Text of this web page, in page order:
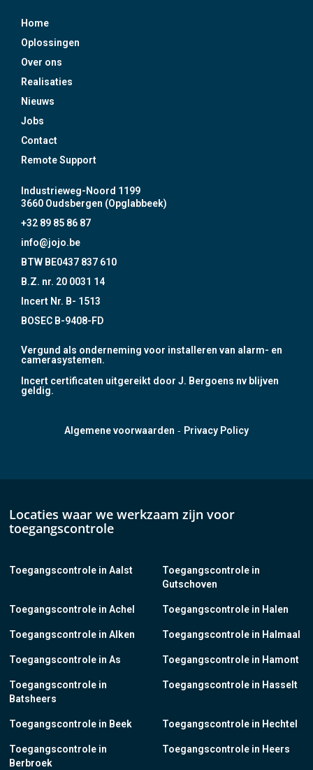
Home
Oplossingen
Over ons
Realisaties
Nieuws
Jobs
Contact
Remote Support
Industrieweg-Noord 1199
3660 Oudsbergen (Opglabbeek)
+32 89 85 86 87
info@jojo.be
BTW BE0437 837 610
B.Z. nr. 20 0031 14
Incert Nr. B- 1513
BOSEC B-9408-FD
Vergund als onderneming voor installeren van alarm- en
camerasystemen.
Incert certificaten uitgereikt door J. Bergoens nv blijven
geldig.
Algemene voorwaarden - Privacy Policy
Locaties waar we werkzaam zijn voor
toegangscontrole
Toegangscontrole in Aalst
Toegangscontrole in Achel
Toegangscontrole in Alken
Toegangscontrole in As
Toegangscontrole in
Batsheers
Toegangscontrole in Beek
Toegangscontrole in
Berbroek
Toegangscontrole in
Gutschoven
Toegangscontrole in Halen
Toegangscontrole in Halmaal
Toegangscontrole in Hamont
Toegangscontrole in Hasselt
Toegangscontrole in Hechtel
Toegangscontrole in Heers